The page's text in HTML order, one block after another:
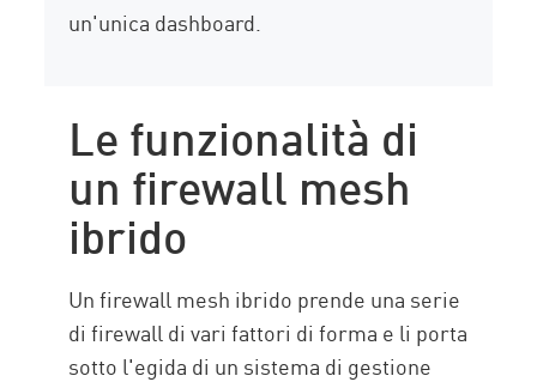
un'unica dashboard.
Le funzionalità di
un firewall mesh
ibrido
Un firewall mesh ibrido prende una serie
di firewall di vari fattori di forma e li porta
sotto l'egida di un sistema di gestione